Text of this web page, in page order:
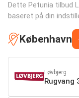
Dette Petunia tilbud
baseret på din
København
Løvbjerg
Rugvang